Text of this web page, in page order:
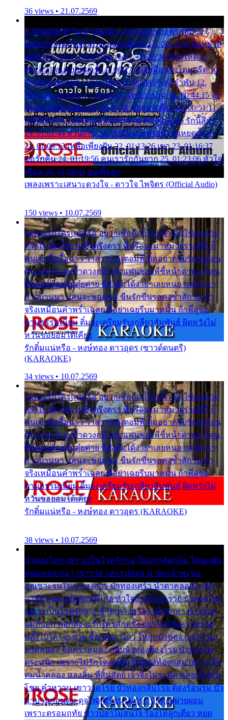
36 views • 21.07.2569
1. 00:00:00 ทำไมทำฉันได้ 2. 00:03:20 นางฟ้าสลัม 3.
00:06:50 คน 4. 00:10:36 บุญเหลือเกิน 5. 00:13:58 ฝนหยาด
สุดท้าย 6. 00:17:30 ยาใจยาจก 7. 00:20:30 คิดดูให้ดี 8.
00:24:21 ลบรอยแผลรัก 9. 00:27:35 เหมือนใจโดนกรีด 10.
00:30:54 ขบวนการเปาเปียว 11. 00:34:05 คำรำพัน 12.
00:37:20 ปาหนัน 13. 00:40:37 ใจเจ้ากรรม 14. 00:44:15 จูบ
ฉันแล้วจงตายเสีย 15. 00:47:24 ขอสูมาเต๊อะ 16. 00:51:11
คนใจมาร 17. 00:54:50 คืนทรมาน 18. 00:58:25 รักนี้สีดำ
19. 01:01:44 ส่วนเกิน 20. 01:05:42 หยาดน้ำฝนหยดน้ำตา
21. 01:09:13 เหลือเพียงฝัน 22. 01:13:26 เขา 23. 01:16:37
ขอรักคืน 24. 01:19:56 คนเรารักกันยาก 25. 01:23:06 หัวใจ
เถื่อน 26. 01:26:45 อยู่เพื่อลูก
เพลงเพราะเสนาะดวงใจ - ดาวใจ ไพจิตร (Official Audio)
150 views • 10.07.2569
ไม่เคยรักใครแน่หรือ อยากเชื่อถือก็ไม่กล้า ติ๋มใช่คนสวย
ตรึงใจ ติ๋มใช่งามซึ้งตรึงตรา พี่หรือจะมาหมายร่วมชีวี ก็
คนเขาลืออื้อฉาว ว่าสาวๆรุมตอมพี่ ติ๋มอยากรับรักเหมือน
กัน แต่หวั่นจะช้ำดวงฤดี กลัวแฟนของพี่ชี้หน้าด่าทอ ก็คน
ชื่อต๋อยต้อยตุ้มตุ๋ยต่าย พี่ยังลืมได้ง่ายๆเลยหนอ แค่ตัวเรา
สาวบ้านนา แสนจะซอมซ่อ ขืนรักขืนรอคงช้ำสักวัน ถ้า
จริงเหมือนคำพร่ำเฉลย พี่อย่าเฉยรีบมาหมั้น ถ้าพี่สู่ขอ
ตามธรรมเนียม ติ๋มจะเตรียมรับเกลียวสัมพันธ์ ผิดหวังไม่
หวั่นขอยอมได้เคียง
รักติ๋มแน่หรือ - หงษ์ทอง ดาวอุดร (ซาวด์ดนตรี)
(KARAOKE)
34 views • 10.07.2569
ไม่เคยรักใครแน่หรือ อยากเชื่อถือก็ไม่กล้า ติ๋มใช่คนสวย
ตรึงใจ ติ๋มใช่งามซึ้งตรึงตรา พี่หรือจะมาหมายร่วมชีวี ก็
คนเขาลืออื้อฉาว ว่าสาวๆรุมตอมพี่ ติ๋มอยากรับรักเหมือน
กัน แต่หวั่นจะช้ำดวงฤดี กลัวแฟนของพี่ชี้หน้าด่าทอ ก็คน
ชื่อต๋อยต้อยตุ้มตุ๋ยต่าย พี่ยังลืมได้ง่ายๆเลยหนอ แค่ตัวเรา
สาวบ้านนา แสนจะซอมซ่อ ขืนรักขืนรอคงช้ำสักวัน ถ้า
จริงเหมือนคำพร่ำเฉลย พี่อย่าเฉยรีบมาหมั้น ถ้าพี่สู่ขอ
ตามธรรมเนียม ติ๋มจะเตรียมรับเกลียวสัมพันธ์ ผิดหวังไม่
หวั่นขอยอมได้เคียง
รักติ๋มแน่หรือ - หงษ์ทอง ดาวอุดร (KARAOKE)
38 views • 10.07.2569
บัวทองโศก เพราะเป็นโรครักรุม ในอกกลัดกลุ้ม โดนแฟน
หนุ่มหลอกเอา เขารวย และรูปหล่อ มาพะเน้าพะนอ
ออเซาะจนใจเบา สงสาร บัวทองเศร้า น้ำตาคลอเบ้า เฝ้า
อาลัย หนุ่มรูปหล่อหนีไกล หัวใจบัวทองระรวย บัวทองโศก
เพราะเป็นโรครักจาง ชีวิตเคว้งคว้าง เมื่อรักห่างร้างไกล
แม่ก็บอก พ่อก็สั่งจะรักใครสักครั้ง อย่าไปหวังความรวย
พลั้งไปใครจะช่วย ซื้อเปลมาไกว ให้ลูกบัวทอง เวรกรรม
ตามสนอง จึงเศร้าหมอง กลีบบัวทองต้องโรย บัวทองไม่
ตระหนัก เพราะไม่รักโคลนตม บัวทองท้องกลม เพราะลืม
ตมน้ำคลอง หลงลิ้น ที่สิ้นสัตย์ เจ้าจึงไม่ระมัด หลงกลิ่นลิ้น
โชย คำหวาน เขาวาดโรย บัวทองกลีบโรย ต้องร้อนรุม บัว
มาบานก่อนตูม ดุจไฟสุมร้อนรุมอุรา บัวทองผ่ายผอม
เพราะตรอมฤทัย ข้าวปลาไม่สนใจ ร้องไห้ลูกเดียว หยุด